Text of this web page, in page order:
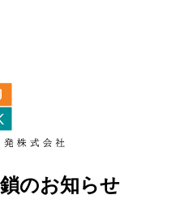
のお知らせ